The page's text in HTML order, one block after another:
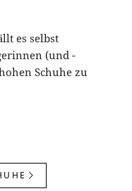
es selbst
(und -
Schuhe zu